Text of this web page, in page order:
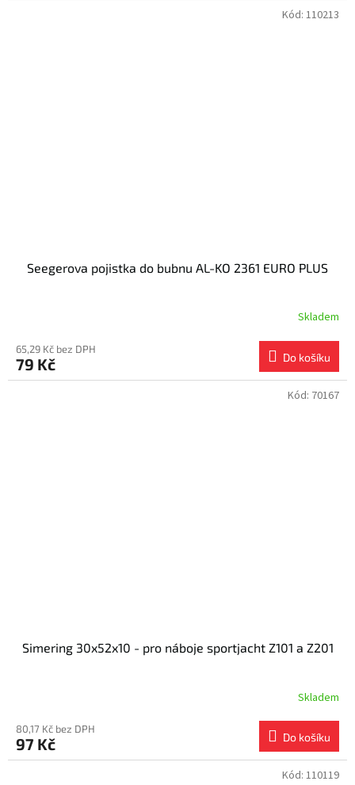
Seegerova pojistka do bubnu AL-KO 2361 EURO PLUS
Skladem
65,29 Kč bez DPH
79 Kč Do košíku
Kód: 110213
Simering 30x52x10 - pro náboje sportjacht Z101 a Z201
Skladem
80,17 Kč bez DPH
97 Kč Do košíku
Kód: 70167
Kód: 110119